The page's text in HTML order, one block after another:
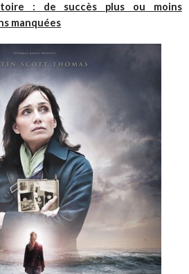
: de succès plus ou moins
manquées